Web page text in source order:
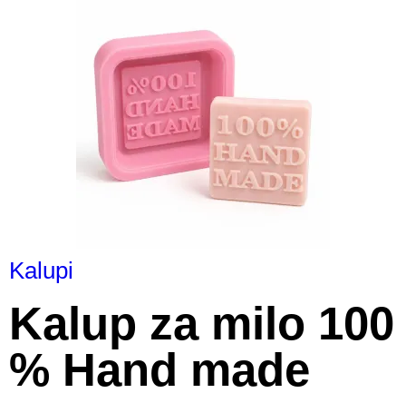
Kalupi
Kalup za milo 100
% Hand made